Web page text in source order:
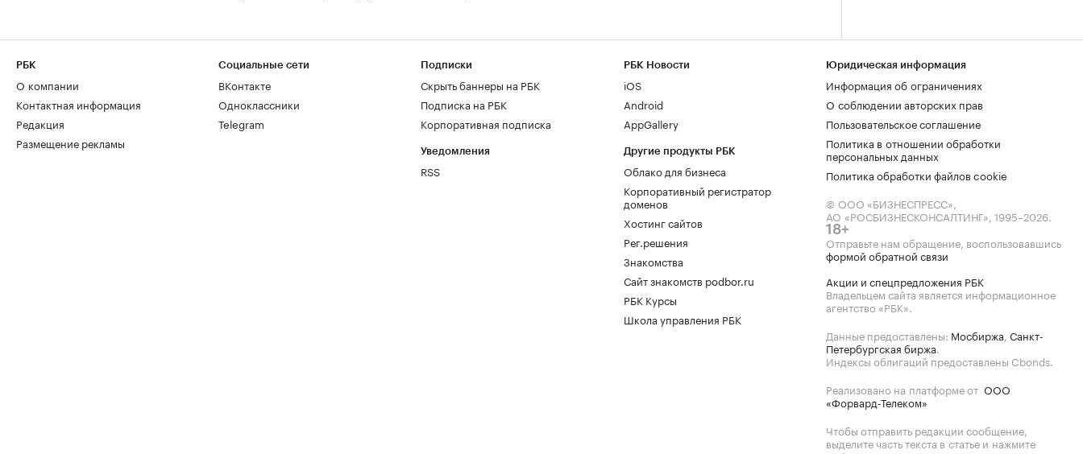
РБК
О компании
Контактная информация
Редакция
Размещение рекламы
Социальные сети
ВКонтакте
Одноклассники
Telegram
Подписки
Скрыть баннеры на РБК
Подписка на РБК
Корпоративная подписка
Уведомления
RSS
РБК Новости
iOS
Android
AppGallery
Другие продукты РБК
Облако для бизнеса
Корпоративный регистратор
доменов
Хостинг сайтов
Рег.решения
Знакомства
Сайт знакомств podbor.ru
РБК Курсы
Школа управления РБК
Юридическая информация
Информация об ограничениях
О соблюдении авторских прав
Пользовательское соглашение
Политика в отношении обработки
персональных данных
Политика обработки файлов cookie
© ООО «БИЗНЕСПРЕСС»,
АО «РОСБИЗНЕСКОНСАЛТИНГ», 1995–2026.
18+
Отправьте нам обращение, воспользовавшись
формой обратной связи
Акции и спецпредложения РБК
Владельцем сайта является информационное
агентство «РБК».
Данные предоставлены: Мосбиржа, Санкт-
Петербургская биржа.
Индексы облигаций предоставлены Cbonds.
Реализовано на платформе от ООО
«Форвард-Телеком»
Чтобы отправить редакции сообщение,
выделите часть текста в статье и нажмите